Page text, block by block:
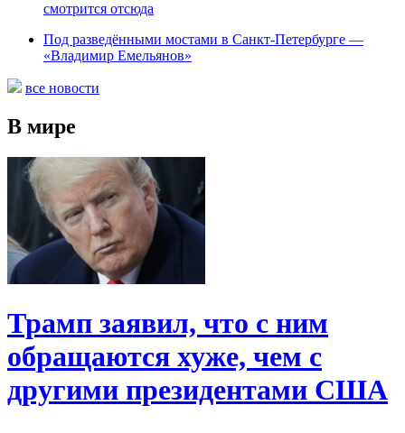
смотрится отсюда
Под разведёнными мостами в Санкт-Петербурге —
«Владимир Емельянов»
все новости
В мире
Трамп заявил, что с ним
обращаются хуже, чем с
другими президентами США